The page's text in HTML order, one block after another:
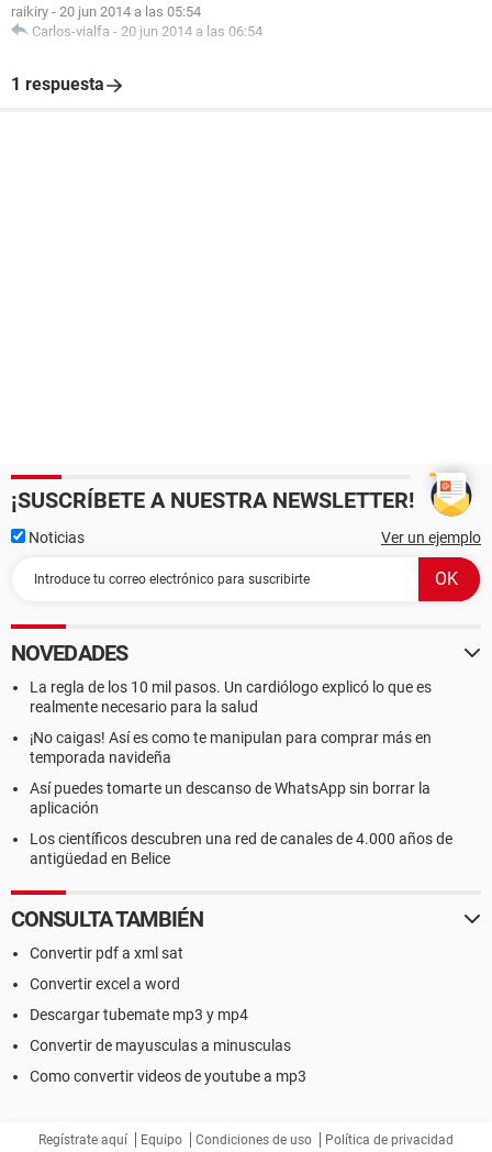
raikiry - 20 jun 2014 a las 05:54
Carlos-vialfa - 20 jun 2014 a las 06:54
1 respuesta
¡SUSCRÍBETE A NUESTRA NEWSLETTER!
Noticias Ver un ejemplo
NOVEDADES
La regla de los 10 mil pasos. Un cardiólogo explicó lo que es
realmente necesario para la salud
¡No caigas! Así es como te manipulan para comprar más en
temporada navideña
Así puedes tomarte un descanso de WhatsApp sin borrar la
aplicación
Los científicos descubren una red de canales de 4.000 años de
antigüedad en Belice
CONSULTA TAMBIÉN
Convertir pdf a xml sat
Convertir excel a word
Descargar tubemate mp3 y mp4
Convertir de mayusculas a minusculas
Como convertir videos de youtube a mp3
Regístrate aquí Equipo Condiciones de uso Política de privacidad